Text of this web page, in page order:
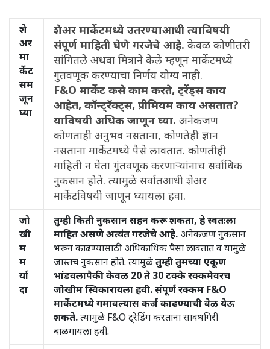
शे
अर
मा
र्केट
सम
जून
घ्या
शेअर मार्केटमध्ये उतरण्याआधी त्याविषयी
संपूर्ण माहिती घेणे गरजेचे आहे. केवळ कोणीतरी
सांगितले अथवा मित्राने केले म्हणून मार्केटमध्ये
गुंतवणूक करण्याचा निर्णय योग्य नाही.
F&O मार्केट कसे काम करते, ट्रेंड्स काय
आहेत, कॉन्ट्रॅक्ट्स, प्रीमियम काय असतात?
याविषयी अधिक जाणून घ्या. अनेकजण
कोणताही अनुभव नसताना, कोणतेही ज्ञान
नसताना मार्केटमध्ये पैसे लावतात. कोणतीही
माहिती न घेता गुंतवणूक करणाऱ्यांनाच सर्वाधिक
नुकसान होते. त्यामुळे सर्वातआधी शेअर
मार्केटविषयी जाणून घ्यायला हवा.
जो
खी
म
म
र्या
दा
तुम्ही किती नुकसान सहन करू शकता, हे स्वतःला
माहित असणे अत्यंत गरजेचे आहे. अनेकजण नुकसान
भरून काढण्यासाठी अधिकाधिक पैसा लावतात व यामुळे
जास्तच नुकसान होते. त्यामुळेतुम्ही तुमच्या एकूण
भांडवलापैकी केवळ 20 ते 30 टक्के रक्कमेवरच
जोखीम स्विकारायला हवी. संपूर्ण रक्कम F&O
मार्केटमध्ये गमावल्यास कर्ज काढण्याची वेळ येऊ
शकते.त्यामुळे F&O ट्रेडिंग करताना सावधगिरी
बाळगायला हवी.